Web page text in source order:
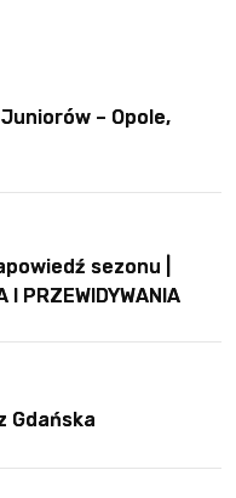
– Opole,
sezonu |
I PRZEWIDYWANIA
Gdańska